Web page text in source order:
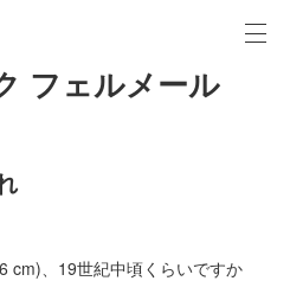
フェルメール
cm)、19世紀中頃くらいですか